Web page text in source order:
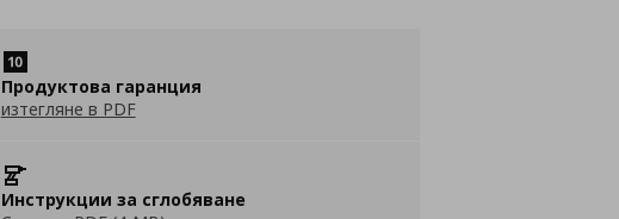
Продуктова гаранция
изтегляне в PDF
Инструкции за сглобяване